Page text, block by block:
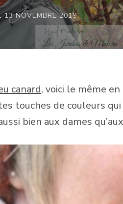
13 NOVEMBRE 2019
canard, voici le même
touches de couleurs
bien aux dames